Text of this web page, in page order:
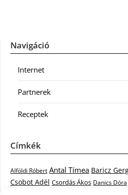
Navigáció
Internet
Partnerek
Receptek
Címkék
Alföldi Róbert Antal Tímea Baricz
Csobot Adél Csordás Ákos Danics Dóra